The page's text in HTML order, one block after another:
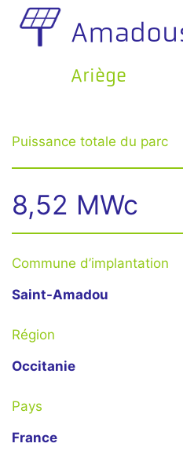
Ariège
Puissance totale du parc
8,52 MWc
Commune d’implantation
Saint-Amadou
Région
Occitanie
Pays
France